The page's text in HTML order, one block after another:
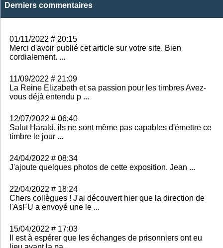
Derniers commentaires
01/11/2022 # 20:15
Merci d'avoir publié cet article sur votre site. Bien
cordialement. ...
11/09/2022 # 21:09
La Reine Elizabeth et sa passion pour les timbres Avez-
vous déjà entendu p ...
12/07/2022 # 06:40
Salut Harald, ils ne sont même pas capables d'émettre ce
timbre le jour ...
24/04/2022 # 08:34
J'ajoute quelques photos de cette exposition. Jean ...
22/04/2022 # 18:24
Chers collègues ! J'ai découvert hier que la direction de
l'AsFU a envoyé une le ...
15/04/2022 # 17:03
Il est à espérer que les échanges de prisonniers ont eu